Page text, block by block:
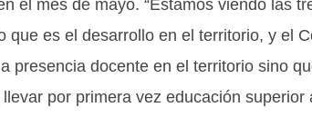
el mes de mayo. “Estamos viendo las
que es el desarrollo en el territorio, y el
presencia docente en el territorio sino
por primera vez educación superior